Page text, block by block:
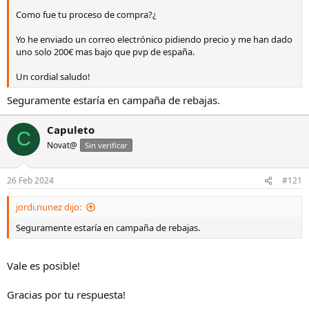
Como fue tu proceso de compra?¿
Yo he enviado un correo electrónico pidiendo precio y me han dado
uno solo 200€ mas bajo que pvp de españa.
Un cordial saludo!
Seguramente estaría en campaña de rebajas.
C Capuleto
Novat@ Sin verificar
26 Feb 2024 #121
jordi.nunez dijo:
Seguramente estaría en campaña de rebajas.
Vale es posible!
Gracias por tu respuesta!